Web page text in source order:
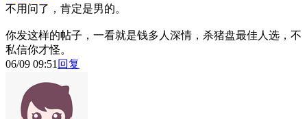
不用问了，肯定是男的。
你发这样的帖子，一看就是钱多人深情，杀猪盘最佳人选，不
私信你才怪。
06/09 09:51 回复